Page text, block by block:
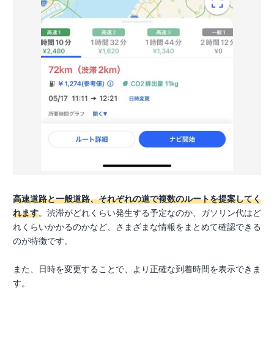
高速道路と一般道路、それぞれの道で複数のルートを提案してく
れます。渋滞がどれくらい発生する予定なのか、ガソリン代はど
れくらいかかるのかなど、さまざまな情報をまとめて確認できる
のが特徴です。
また、日時を変更することで、より正確な到着時間を表示できま
す。